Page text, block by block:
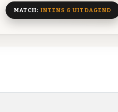
MATCH: INTENS & UITDAGEND